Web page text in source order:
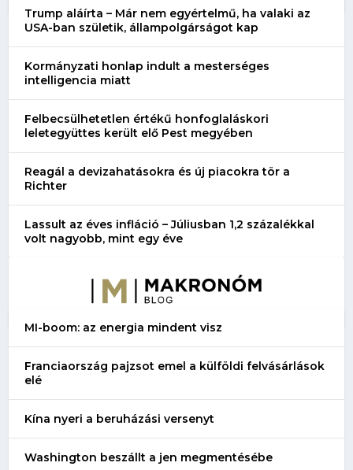
Trump aláírta – Már nem egyértelmű, ha valaki az
USA-ban születik, állampolgárságot kap
Kormányzati honlap indult a mesterséges
intelligencia miatt
Felbecsülhetetlen értékű honfoglaláskori
leletegyüttes került elő Pest megyében
Reagál a devizahatásokra és új piacokra tör a
Richter
Lassult az éves infláció – Júliusban 1,2 százalékkal
volt nagyobb, mint egy éve
MI-boom: az energia mindent visz
Franciaország pajzsot emel a külföldi felvásárlások
elé
Kína nyeri a beruházási versenyt
Washington beszállt a jen megmentésébe